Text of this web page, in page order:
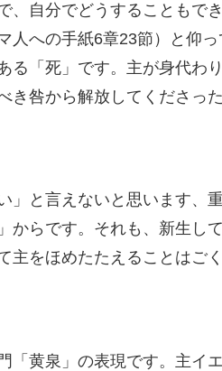
自分でどうすることもで
人への手紙6章23節）と仰
る「死」です。主が身代わ
咎から解放してくださった
と言えないと思います、
からです。それも、新生し
をほめたたえることはご
「黄泉」の表現です。主イ